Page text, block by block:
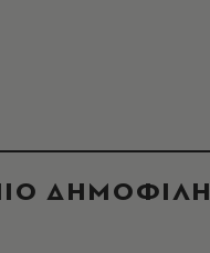
ΔΗΜΟΦΙΛΗ